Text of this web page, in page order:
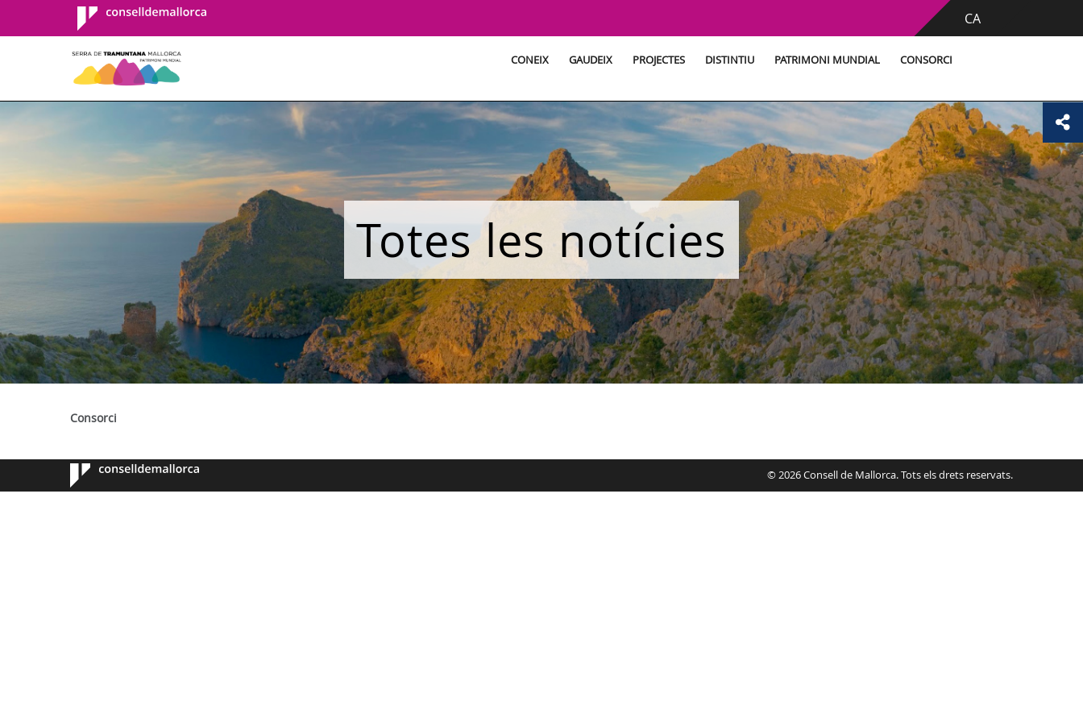
Consell de
Mallorca
CA
CONEIX GAUDEIX PROJECTES DISTINTIU PATRIMONI MUNDIAL CONSORCI
Totes les notícies
Consorci
Consell de
Mallorca
© 2026 Consell de Mallorca. Tots els drets reservats.